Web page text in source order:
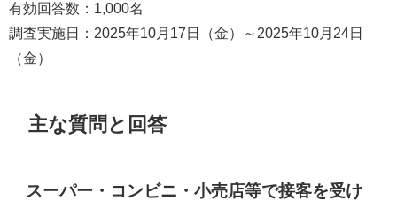
有効回答数：1,000名
調査実施日：2025年10月17日（金）～2025年10月24日
（金）
主な質問と回答
スーパー・コンビニ・小売店等で接客を受け